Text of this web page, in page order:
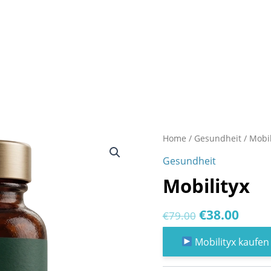
Home / Gesundheit/
Gesundheit
Mobilityx
€79.00 Original
price
was:
€38.00
price
is:
Mobilityx kaufen